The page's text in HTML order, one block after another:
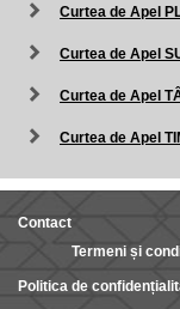
Curtea de Apel
Curtea de Apel
Curtea de Apel
Curtea de Apel
Contact
Termeni și
Politica de